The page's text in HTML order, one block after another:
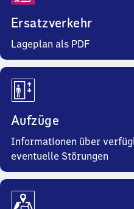
Ersatzverkehr
Lageplan als PDF
Aufzüge
Informationen über
eventuelle Störungen